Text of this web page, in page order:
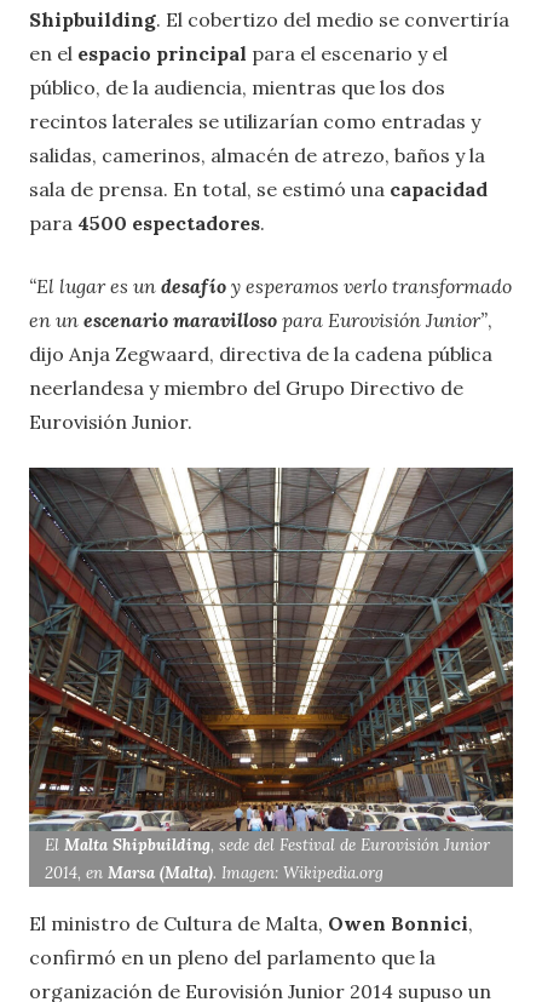
Shipbuilding. El cobertizo del medio se convertiría
en el espacio principal para el escenario y el
público, de la audiencia, mientras que los dos
recintos laterales se utilizarían como entradas y
salidas, camerinos, almacén de atrezo, baños y la
sala de prensa. En total, se estimó una capacidad
para 4500 espectadores.
“El lugar es un desafío y esperamos verlo transformado
en un escenario maravilloso para Eurovisión Junior”,
dijo Anja Zegwaard, directiva de la cadena pública
neerlandesa y miembro del Grupo Directivo de
Eurovisión Junior.
ElMalta Shipbuilding, sede del Festival de Eurovisión Junior
2014, enMarsa (Malta). Imagen: Wikipedia.org
El ministro de Cultura de Malta, Owen Bonnici,
confirmó en un pleno del parlamento que la
organización de Eurovisión Junior 2014 supuso un